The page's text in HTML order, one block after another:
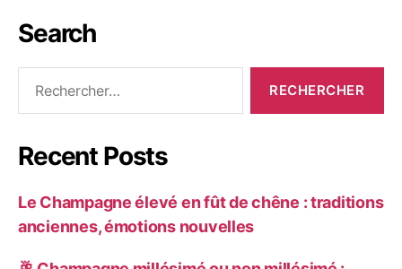
Search
Recent Posts
Le Champagne élevé en fût de chêne : traditions
anciennes, émotions nouvelles